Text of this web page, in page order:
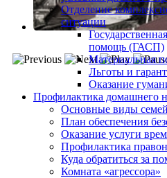
Отделение
ситуации
помощь (ГАСП)
Материальная
Льготы и
Оказание
Профилактика домашнего
Основные виды
План обеспечения
Оказание услуги
Профилактика
Куда обратиться за
Комната «агрессора»